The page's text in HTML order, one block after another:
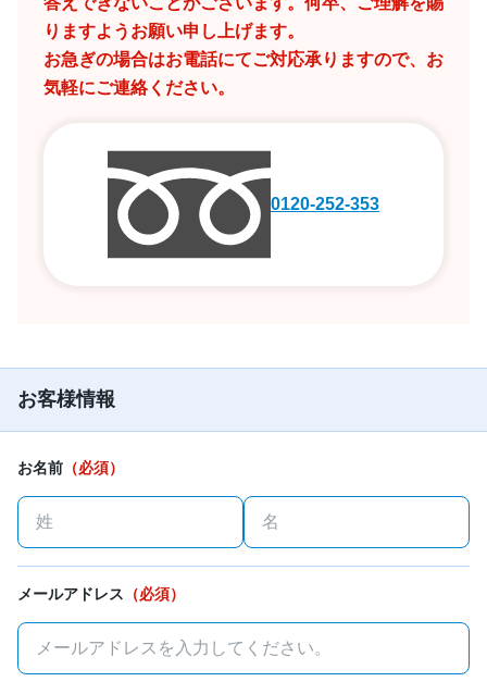
りますようお願い申し上げます。
お急ぎの場合はお電話にてご対応承りますので、お
気軽にご連絡ください。
0120-252-353
お客様情報
お名前 （必須）
メールアドレス （必須）